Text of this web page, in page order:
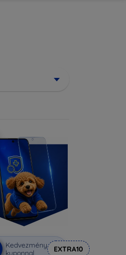
Kedvezmény
kuponnal
EXTRA10